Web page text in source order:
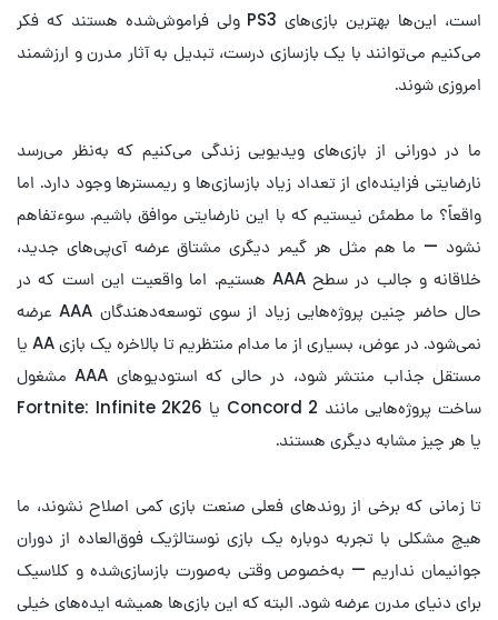
است، این‌ها بهترین بازی‌های PS3 ولی فراموش‌شده هستند که فکر
می‌کنیم می‌توانند با یک بازسازی درست، تبدیل به آثار مدرن و ارزشمند
امروزی شوند.
ما در دورانی از بازی‌های ویدیویی زندگی می‌کنیم که به‌نظر می‌رسد
نارضایتی فزاینده‌ای از تعداد زیاد بازسازی‌ها و ریمسترها وجود دارد. اما
واقعاً؟ ما مطمئن نیستیم که با این نارضایتی موافق باشیم. سوءتفاهم
نشود — ما هم مثل هر گیمر دیگری مشتاق عرضه آی‌پی‌های جدید،
خلاقانه و جالب در سطح AAA هستیم. اما واقعیت این است که در
حال حاضر چنین پروژه‌هایی زیاد از سوی توسعه‌دهندگان AAA عرضه
نمی‌شود. در عوض، بسیاری از ما مدام منتظریم تا بالاخره یک بازی AA یا
مستقل جذاب منتشر شود، در حالی که استودیوهای AAA مشغول
ساخت پروژه‌هایی مانند Concord 2 یا Fortnite: Infinite 2K26
یا هر چیز مشابه دیگری هستند.
تا زمانی که برخی از روندهای فعلی صنعت بازی کمی اصلاح نشوند، ما
هیچ مشکلی با تجربه دوباره یک بازی نوستالژیک فوق‌العاده از دوران
جوانیمان نداریم — به‌خصوص وقتی به‌صورت بازسازی‌شده و کلاسیک
برای دنیای مدرن عرضه شود. البته که این بازی‌ها همیشه ایده‌های خیلی